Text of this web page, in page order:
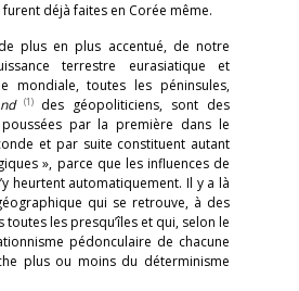
déjà faites en Corée même.
plus en plus accentué, de notre
terrestre eurasiatique et
mondiale, toutes les péninsules,
(1)des géopoliticiens, sont des
par la première dans le
et par suite constituent autant
», parce que les influences de
heurtent automatiquement. Il y a là
qui se retrouve, à des
toutes les presqu’îles et qui, selon le
pédonculaire de chacune
plus ou moins du déterminisme